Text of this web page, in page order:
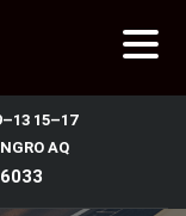
15–17
AQ